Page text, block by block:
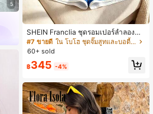
5
SHEIN Franclia ชุดรอมเปอร์ลำลองพิม
พ์ลายดอกไม้สำหรับผู้หญิงสำหรับใส่ใน
ชีวิตประจำวันและวันหยุดพักผ่อน
#7 ขายดี
ใน โบโฮ ชุดจั๊มสูทและบอดี้สูทผู้หญิง
60+ sold
฿345 -4%